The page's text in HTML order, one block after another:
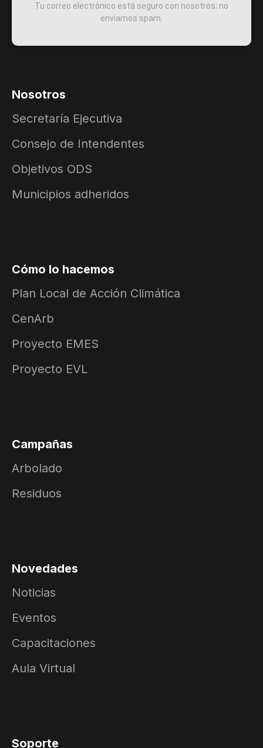
Tu correo electrónico está seguro con nosotros; no
enviamos spam.
Nosotros
Secretaría Ejecutiva
Consejo de Intendentes
Objetivos ODS
Municipios adheridos
Cómo lo hacemos
Plan Local de Acción Climática
CenArb
Proyecto EMES
Proyecto EVL
Campañas
Arbolado
Residuos
Novedades
Noticias
Eventos
Capacitaciones
Aula Virtual
Soporte